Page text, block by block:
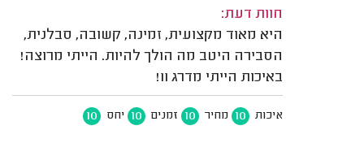
חוות דעת:
היא מאוד מקצועית, זמינה, קשובה, סבלנית,
הסבירה היטב מה הולך להיות. הייתי מרוצה!
באיכות הייתי מדרג 11!
איכות 10 מחיר 10 זמנים 10 יחס 10